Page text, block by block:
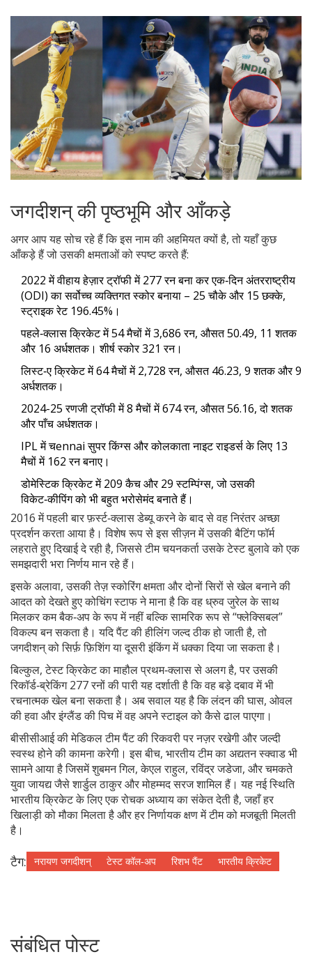
जगदीशन् की पृष्ठभूमि और आँकड़े
अगर आप यह सोच रहे हैं कि इस नाम की अहमियत क्यों है, तो यहाँ कुछ
आँकड़े हैं जो उसकी क्षमताओं को स्पष्ट करते हैं:
2022 में वीहाय हेज़ार ट्रॉफी में 277 रन बना कर एक‑दिन अंतरराष्ट्रीय
(ODI) का सर्वोच्च व्यक्तिगत स्कोर बनाया – 25 चौके और 15 छक्के,
स्ट्राइक रेट 196.45%।
पहले‑क्लास क्रिकेट में 54 मैचों में 3,686 रन, औसत 50.49, 11 शतक
और 16 अर्धशतक। शीर्ष स्कोर 321 रन।
लिस्ट‑ए क्रिकेट में 64 मैचों में 2,728 रन, औसत 46.23, 9 शतक और 9
अर्धशतक।
2024-25 रणजी ट्रॉफी में 8 मैचों में 674 रन, औसत 56.16, दो शतक
और पाँच अर्धशतक।
IPL में चennai सुपर किंग्स और कोलकाता नाइट राइडर्स के लिए 13
मैचों में 162 रन बनाए।
डोमेस्टिक क्रिकेट में 209 कैच और 29 स्टम्पिंग्स, जो उसकी
विकेट‑कीपिंग को भी बहुत भरोसेमंद बनाते हैं।
2016 में पहली बार फ़र्स्ट‑क्लास डेब्यू करने के बाद से वह निरंतर अच्छा
प्रदर्शन करता आया है। विशेष रूप से इस सीज़न में उसकी बैटिंग फॉर्म
लहराते हुए दिखाई दे रही है, जिससे टीम चयनकर्ता उसके टेस्ट बुलावे को एक
समझदारी भरा निर्णय मान रहे हैं।
इसके अलावा, उसकी तेज़ स्कोरिंग क्षमता और दोनों सिरों से खेल बनाने की
आदत को देखते हुए कोचिंग स्टाफ ने माना है कि वह ध्रुव जुरेल के साथ
मिलकर कम बैक‑अप के रूप में नहीं बल्कि सामरिक रूप से “फ्लेक्सिबल”
विकल्प बन सकता है। यदि पैंट की हीलिंग जल्द ठीक हो जाती है, तो
जगदीशन् को सिर्फ़ फ़िशिंग या दूसरी इंकिंग में धक्का दिया जा सकता है।
बिल्कुल, टेस्ट क्रिकेट का माहौल प्रथम‑क्लास से अलग है, पर उसकी
रिकॉर्ड‑ब्रेकिंग 277 रनों की पारी यह दर्शाती है कि वह बड़े दबाव में भी
रचनात्मक खेल बना सकता है। अब सवाल यह है कि लंदन की घास, ओवल
की हवा और इंग्लैंड की पिच में वह अपने स्टाइल को कैसे ढाल पाएगा।
बीसीसीआई की मेडिकल टीम पैंट की रिकवरी पर नज़र रखेगी और जल्दी
स्वस्थ होने की कामना करेगी। इस बीच, भारतीय टीम का अद्यतन स्क्वाड भी
सामने आया है जिसमें शुबमन गिल, केएल राहुल, रविंद्र जडेजा, और चमकते
युवा जायद्य जैसे शार्डुल ठाकुर और मोहम्मद सरज शामिल हैं। यह नई स्थिति
भारतीय क्रिकेट के लिए एक रोचक अध्याय का संकेत देती है, जहाँ हर
खिलाड़ी को मौका मिलता है और हर निर्णायक क्षण में टीम को मजबूती मिलती
है।
टैग: नरायण जगदीशन् टेस्ट कॉल‑अप रिशभ पैंट भारतीय क्रिकेट
संबंधित पोस्ट